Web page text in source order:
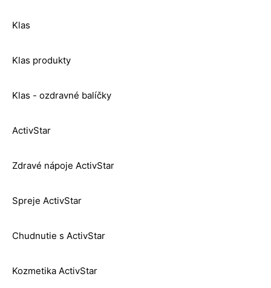
Klas
Klas produkty
Klas - ozdravné balíčky
ActivStar
Zdravé nápoje ActivStar
Spreje ActivStar
Chudnutie s ActivStar
Kozmetika ActivStar